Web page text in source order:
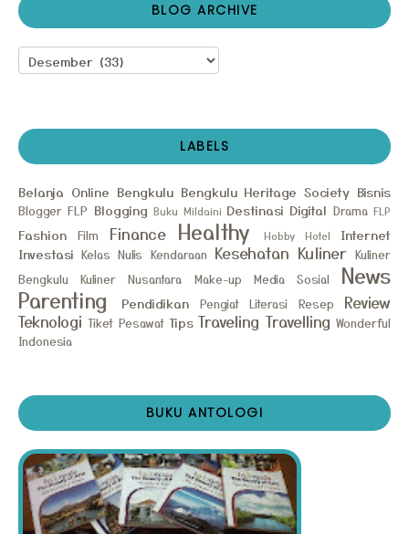
BLOG ARCHIVE
LABELS
Belanja Online Bengkulu Bengkulu Heritage Society Bisnis
Blogger FLP Blogging Buku Mildaini Destinasi Digital Drama FLP
Fashion Film Finance Healthy Hobby Hotel
Internet
Investasi Kelas Nulis Kendaraan Kesehatan Kuliner Kuliner
Bengkulu
Kuliner Nusantara Make-up Media Sosial
News
Parenting
Pendidikan Pengiat Literasi Resep
Review
Teknologi Tiket Pesawat Tips Traveling Travelling Wonderful
Indonesia
BUKU ANTOLOGI